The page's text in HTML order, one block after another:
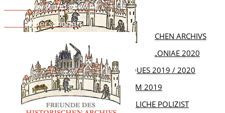
AUS DEM ARCHIV
AUSSTELLUNGEN DES HISTORISCHEN ARCHIVS
ZEIG’S MIR! IMAGINES COLONIAE 2020
VON JAKOB ZU JACQUES 2019 / 2020
PARALLELUNIVERSUM 2019
OSKAR DER FREUNDLICHE POLIZIST
Aktuell
Neuer Vorstand gewählt
Vortrag verschoben